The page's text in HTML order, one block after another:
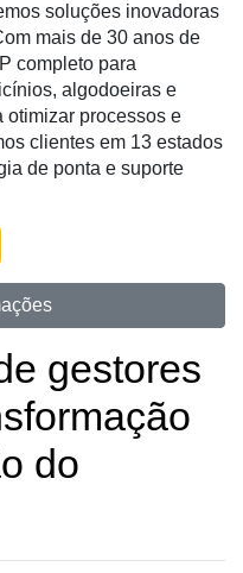
soluções inovadoras
mais de 30 anos de
completo para
algodoeiras e
otimizar processos e
clientes em 13 estados
de ponta e suporte
gestores
do